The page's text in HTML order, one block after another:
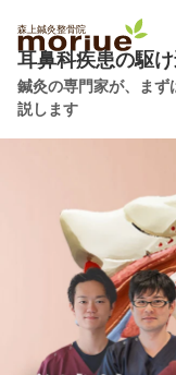
耳鼻科疾患の駆
鍼灸の専門家が、まず
説します